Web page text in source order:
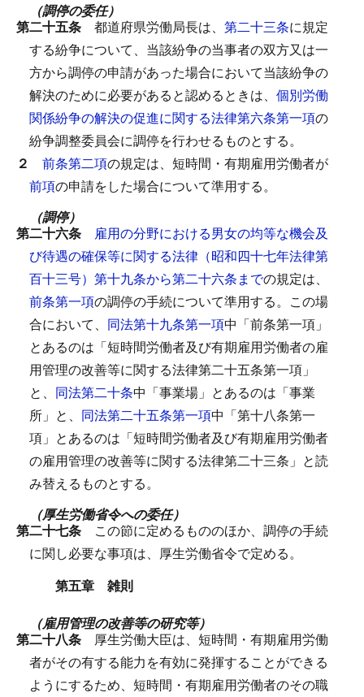
（調停の委任）
第二十五条 都道府県労働局長は、 第二十三条に規定
する紛争について、当該紛争の当事者の双方又は一
方から調停の申請があった場合において当該紛争の
解決のために必要があると認めるときは、 個別労働
関係紛争の解決の促進に関する法律第六条第一項の
紛争調整委員会に調停を行わせるものとする。
２ 前条第二項の規定は、短時間・有期雇用労働者が
前項の申請をした場合について準用する。
（調停）
第二十六条 雇用の分野における男女の均等な機会及
び待遇の確保等に関する法律（昭和四十七年法律第
百十三号）第十九条から第二十六条までの規定は、
前条第一項の調停の手続について準用する。 この場
合において、 同法第十九条第一項中「前条第一項」
とあるのは「短時間労働者及び有期雇用労働者の雇
用管理の改善等に関する法律第二十五条第一項」
と、 同法第二十条中「事業場」とあるのは「事業
所」と、 同法第二十五条第一項中「第十八条第一
項」とあるのは「短時間労働者及び有期雇用労働者
の雇用管理の改善等に関する法律第二十三条」と読
み替えるものとする。
（厚生労働省令への委任）
第二十七条 この節に定めるもののほか、調停の手続
に関し必要な事項は、厚生労働省令で定める。
第五章 雑則
（雇用管理の改善等の研究等）
第二十八条 厚生労働大臣は、短時間・有期雇用労働
者がその有する能力を有効に発揮することができる
ようにするため、短時間・有期雇用労働者のその職